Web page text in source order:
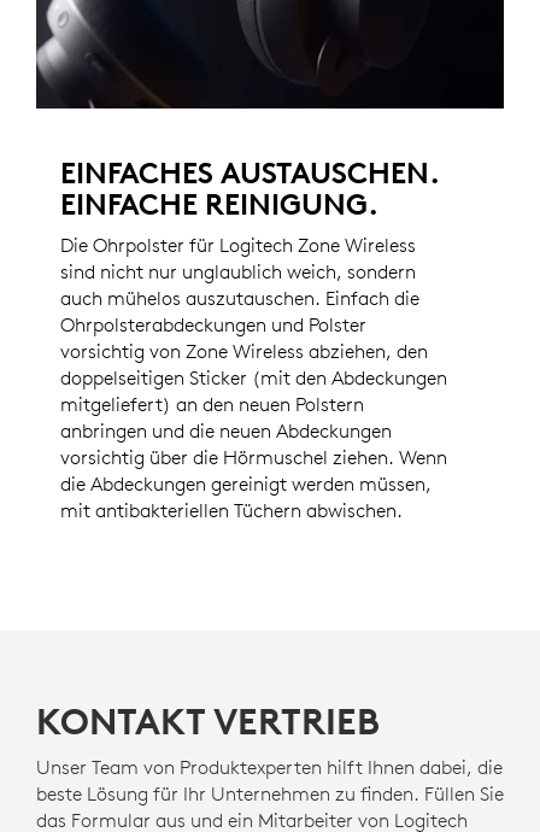
EINFACHES AUSTAUSCHEN.
EINFACHE REINIGUNG.
Die Ohrpolster für Logitech Zone Wireless
sind nicht nur unglaublich weich, sondern
auch mühelos auszutauschen. Einfach die
Ohrpolsterabdeckungen und Polster
vorsichtig von Zone Wireless abziehen, den
doppelseitigen Sticker (mit den Abdeckungen
mitgeliefert) an den neuen Polstern
anbringen und die neuen Abdeckungen
vorsichtig über die Hörmuschel ziehen. Wenn
die Abdeckungen gereinigt werden müssen,
mit antibakteriellen Tüchern abwischen.
KONTAKT VERTRIEB
Unser Team von Produktexperten hilft Ihnen dabei, die
beste Lösung für Ihr Unternehmen zu finden. Füllen Sie
das Formular aus und ein Mitarbeiter von Logitech